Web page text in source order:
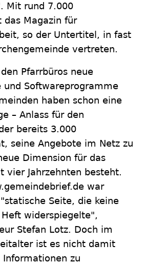
Mit rund 7.000
das Magazin für
so der Untertitel, in fast
vertreten.
Pfarrbüros neue
und Softwareprogramme
haben schon eine
– Anlass für den
bereits 3.000
seine Angebote im Netz zu
Dimension für das
vier Jahrzehnten besteht.
war
Seite, die keine
widerspiegelte",
Stefan Lotz. Doch im
ist es nicht damit
zu